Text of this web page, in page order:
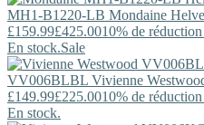
MH1-B1220-LB Mondaine
£159.99£425.0010% de
En stock.Sale
VV006BLBL Vivienne
£149.99£225.0010% de
En stock.